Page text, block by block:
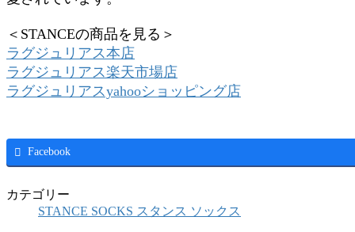
＜STANCEの商品を見る＞
ラグジュリアス本店
ラグジュリアス楽天市場店
ラグジュリアスyahooショッピング店
Facebook
カテゴリー
STANCE SOCKS スタンス ソックス